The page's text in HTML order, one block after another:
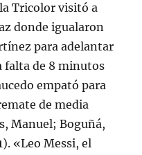
Tricolor visitó a
donde igualaron
para adelantar
falta de 8 minutos
empató para
de media
Manuel; Boguñá,
«Leo Messi, el